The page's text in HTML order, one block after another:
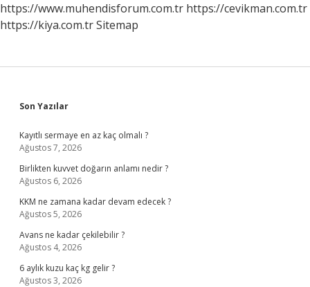
https://www.muhendisforum.com.tr https://cevikman.com.tr
https://kiya.com.trSitemap
Sidebar
Son Yazılar
Kayıtlı sermaye en az kaç olmalı ?
Ağustos 7, 2026
Birlikten kuvvet doğarın anlamı nedir ?
Ağustos 6, 2026
KKM ne zamana kadar devam edecek ?
Ağustos 5, 2026
Avans ne kadar çekilebilir ?
Ağustos 4, 2026
6 aylık kuzu kaç kg gelir ?
Ağustos 3, 2026